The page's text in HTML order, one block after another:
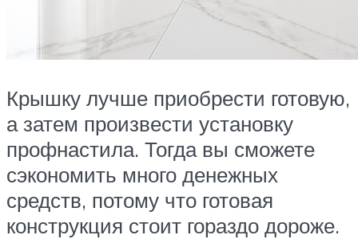
Крышку лучше приобрести готовую,
а затем произвести установку
профнастила. Тогда вы сможете
сэкономить много денежных
средств, потому что готовая
конструкция стоит гораздо дороже.